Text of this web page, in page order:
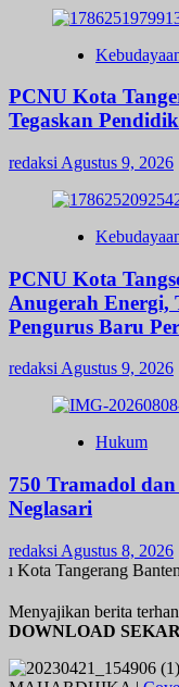
PCNU Kota
Tegaskan
redaksi Agustus 9, 2026
PCNU Kota
Anugerah Energi,
Pengurus Baru
redaksi Agustus 9, 2026
Hukum
750 Tramadol
Neglasari
redaksi Agustus 8, 2026
Banten
Menyajikan berita
DOWNLOAD